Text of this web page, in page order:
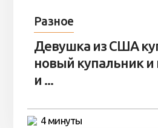
Разное
Девушка из США
новый купальник
и ...
4 минуты